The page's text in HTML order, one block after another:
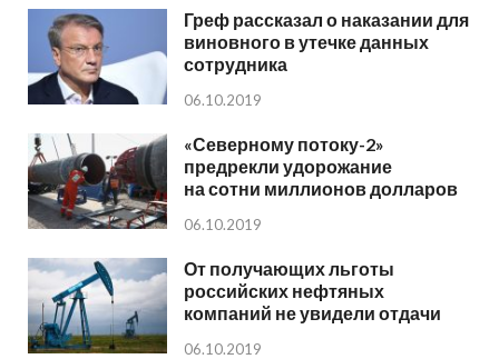
Греф рассказал о наказании для
виновного в утечке данных
сотрудника
06.10.2019
«Северному потоку-2»
предрекли удорожание
на сотни миллионов долларов
06.10.2019
От получающих льготы
российских нефтяных
компаний не увидели отдачи
06.10.2019